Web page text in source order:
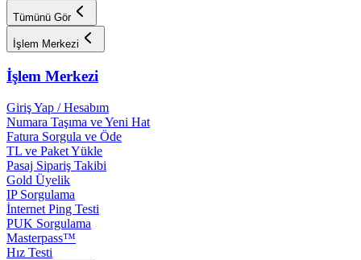
Tümünü Gör
İşlem Merkezi
İşlem Merkezi
Giriş Yap / Hesabım
Numara Taşıma ve Yeni Hat
Fatura Sorgula ve Öde
TL ve Paket Yükle
Pasaj Sipariş Takibi
Gold Üyelik
IP Sorgulama
İnternet Ping Testi
PUK Sorgulama
Masterpass™
Hız Testi